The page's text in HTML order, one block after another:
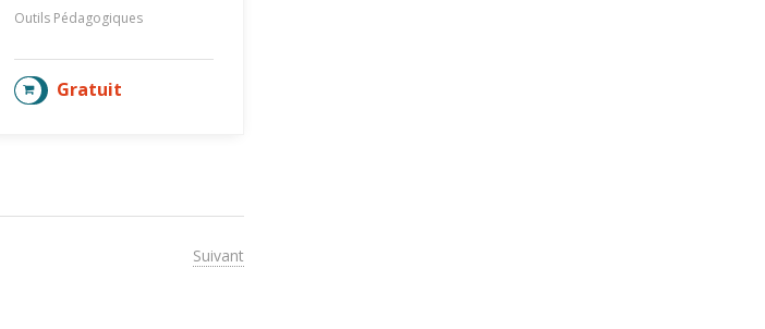
Outils Pédagogiques
Gratuit
AJOUTER AU PANIER
Suivant